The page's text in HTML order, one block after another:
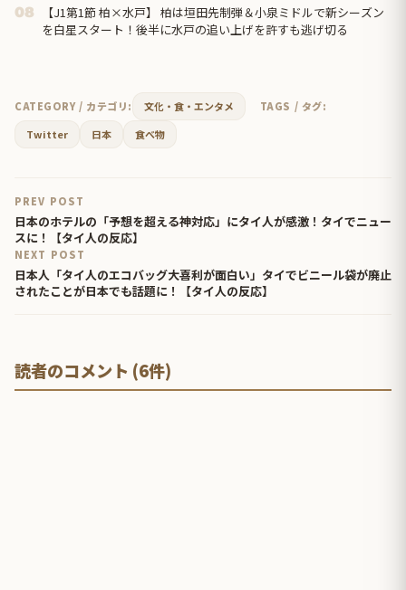
08
【J1第1節 柏×水戸】 柏は垣田先制弾＆小泉ミドルで新シーズン
を白星スタート！後半に水戸の追い上げを許すも逃げ切る
CATEGORY / カテゴリ: 文化・食・エンタメ
TAGS / タグ:
Twitter
日本 食べ物
PREV POST
日本のホテルの「予想を超える神対応」にタイ人が感激！タイでニュー
スに！【タイ人の反応】
NEXT POST
日本人「タイ人のエコバッグ大喜利が面白い」タイでビニール袋が廃止
されたことが日本でも話題に！【タイ人の反応】
読者のコメント (6件)